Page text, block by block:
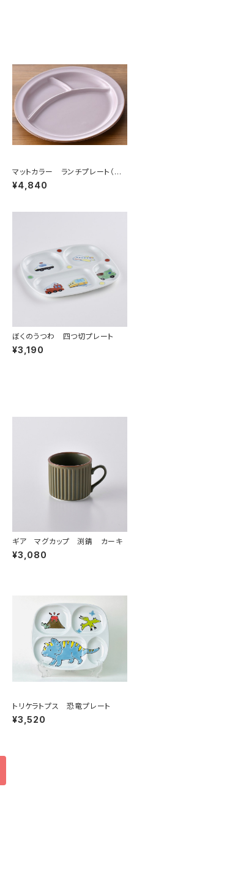
マットカラー ランチプレート（ピ
ンク）
¥4,840
ぼくのうつわ 四つ切プレート
¥3,190
ギア マグカップ 渕錆 カーキ
¥3,080
トリケラトプス 恐竜プレート
¥3,520